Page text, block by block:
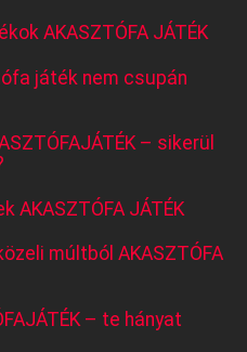
AKASZTÓFA JÁTÉK
játék nem csupán
– sikerül
AKASZTÓFA JÁTÉK
múltból AKASZTÓFA
– te hányat